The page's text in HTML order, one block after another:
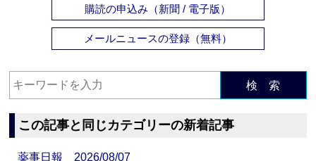
購読の申込み（新聞 / 電子版）
メールニュースの登録（無料）
検 索
この記事と同じカテゴリーの新着記事
薬事日報 2026/08/07